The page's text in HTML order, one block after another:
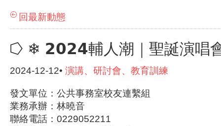
回最新動態
⭔ ❄︎ 𝟮𝟬𝟮𝟰輔人潮｜聖誕演唱
2024-12-12• 演講、研討會、教育訓練
發文單位：公共事務室校友連繫組
業務承辦：林曉音
聯絡電話：0229052211